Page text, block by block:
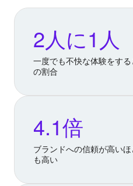
2人に1人
一度でも不快な体験をす
の割合
4.1倍
ブランドへの信頼が高い
も高い